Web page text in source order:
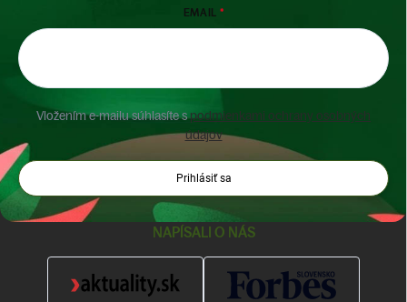
EMAIL
Vložením e-mailu súhlasíte spodmienkami ochrany osobných
údajov
Prihlásiť sa
NAPÍSALI O NÁS